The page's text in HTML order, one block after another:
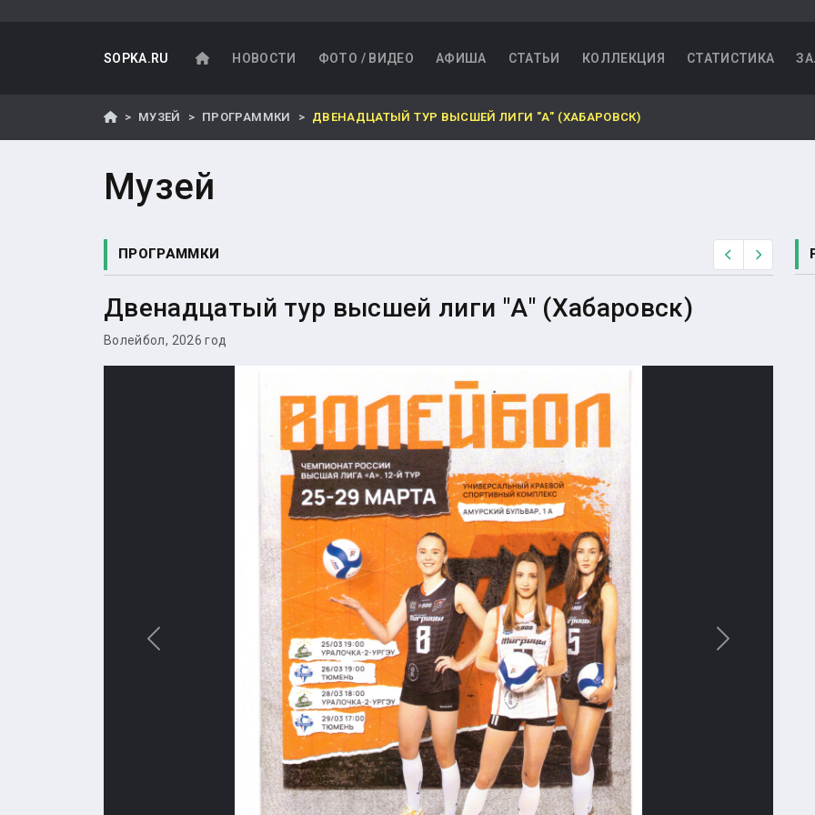
SOPKA.RU НОВОСТИ ФОТО / ВИДЕО АФИША СТАТЬИ КОЛЛЕКЦИЯ СТАТИСТИКА
МУЗЕЙ ПРОГРАММКИ ДВЕНАДЦАТЫЙ ТУР ВЫСШЕЙ ЛИГИ "А" (ХАБАРОВСК)
Музей
ПРОГРАММКИ Назад
Двенадцатый тур высшей лиги "А" (Хабаровск)
Волейбол, 2026 год
Назад Вперед